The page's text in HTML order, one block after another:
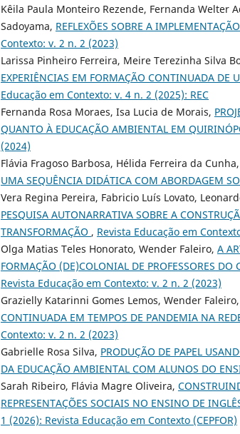
Kêila Paula Monteiro Rezende, Fernanda Welter
Sadoyama, REFLEXÕES SOBRE A
Contexto: v. 2 n. 2 (2023)
Larissa Pinheiro Ferreira, Meire Terezinha Silva
EXPERIÊNCIAS EM FORMAÇÃO CONTINUADA DE
Educação em Contexto: v. 4 n. 2 (2025): REC
Fernanda Rosa Moraes, Isa Lucia de Morais,
QUANTO À EDUCAÇÃO AMBIENTAL EM
(2024)
Flávia Fragoso Barbosa, Hélida Ferreira da Cunha,
UMA SEQUÊNCIA DIDÁTICA COM ABORDAGEM
Vera Regina Pereira, Fabricio Luís Lovato,
PESQUISA AUTONARRATIVA SOBRE A
TRANSFORMAÇÃO , Revista Educação em
Olga Matias Teles Honorato, Wender Faleiro, A
FORMAÇÃO (DE)COLONIAL DE PROFESSORES
Revista Educação em Contexto: v. 2 n. 2 (2023)
Grazielly Katarinni Gomes Lemos, Wender Faleiro,
CONTINUADA EM TEMPOS DE PANDEMIA NA
Contexto: v. 2 n. 2 (2023)
Gabrielle Rosa Silva, PRODUÇÃO DE PAPEL
DA EDUCAÇÃO AMBIENTAL COM ALUNOS DO
Sarah Ribeiro, Flávia Magre Oliveira,
REPRESENTAÇÕES SOCIAIS NO ENSINO DE
1 (2026): Revista Educação em Contexto (CEPFOR)